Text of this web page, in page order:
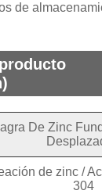
de
De Zinc
de zinc /
304